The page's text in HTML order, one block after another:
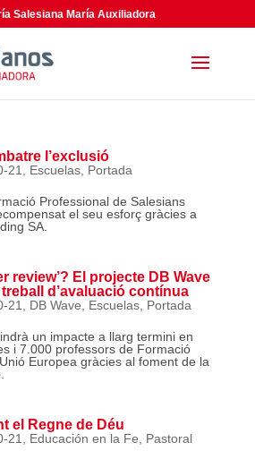
Salesiana María Auxiliadora
l’exclusió
21 Escuelas, Portada
Professional de Salesians
el seu esforç gràcies a
SA.
review’? El projecte DB Wave
d’avaluació contínua
21 DB Wave Escuelas, Portada
un impacte a llarg termini en
i 7.000 professors de Formació
Europea gràcies al foment de la
el Regne de Déu
21 Educación en la Fe
Pastoral